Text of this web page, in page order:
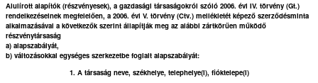
Alulírott alapítók (részvényesek), a gazdasági társaságokról szóló 2006. évi IV. törvény (Gt.)
rendelkezéseinek megfelelően, a 2006. évi V. törvény (Ctv.) mellékletét képező szerződésminta
alkalmazásával a következők szerint állapítják meg az alábbi zártkörűen működő
részvénytársaság
a) alapszabályát,
b) változásokkal egységes szerkezetbe foglalt alapszabályát:
1. A társaság neve, székhelye, telephelye(i), fióktelepe(i)